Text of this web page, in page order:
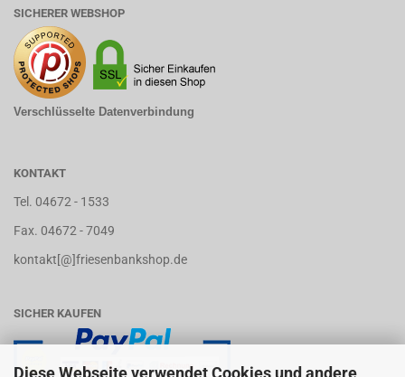
Diese Webseite verwendet Cookies und andere
SICHERER WEBSHOP
Verschlüsselte Datenverbindung
KONTAKT
Tel. 04672 - 1533
Fax. 04672 - 7049
kontakt[@]friesenbankshop.de
SICHER KAUFEN